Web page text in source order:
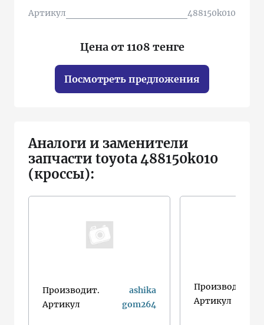
Артикул 488150k010
Цена от 1108 тенге
Посмотреть предложения
Аналоги и заменители
запчасти toyota 488150k010
(кроссы):
Производит.
ashika
Артикул
gom264
Производит.
Артикул